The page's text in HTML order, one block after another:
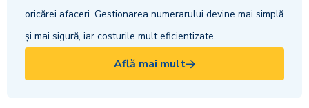
oricărei afaceri. Gestionarea numerarului devine mai simplă
și mai sigură, iar costurile mult eficientizate.
Află mai mult